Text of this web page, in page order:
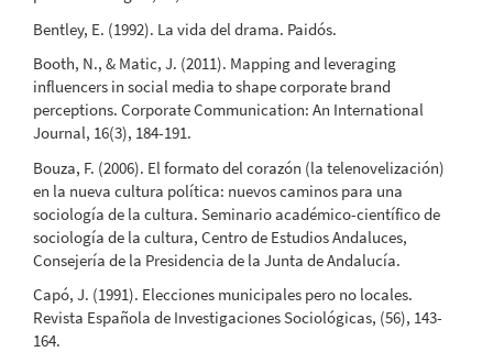
Bentley, E. (1992). La vida del drama. Paidós.
Booth, N., & Matic, J. (2011). Mapping and leveraging
influencers in social media to shape corporate brand
perceptions. Corporate Communication: An International
Journal, 16(3), 184-191.
Bouza, F. (2006). El formato del corazón (la telenovelización)
en la nueva cultura política: nuevos caminos para una
sociología de la cultura. Seminario académico-científico de
sociología de la cultura, Centro de Estudios Andaluces,
Consejería de la Presidencia de la Junta de Andalucía.
Capó, J. (1991). Elecciones municipales pero no locales.
Revista Española de Investigaciones Sociológicas, (56), 143-
164.